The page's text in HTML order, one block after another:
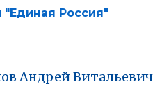
"Единая Россия"
АндрейВитальевич